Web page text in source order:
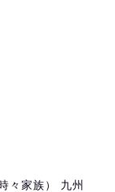
々家族） 九州